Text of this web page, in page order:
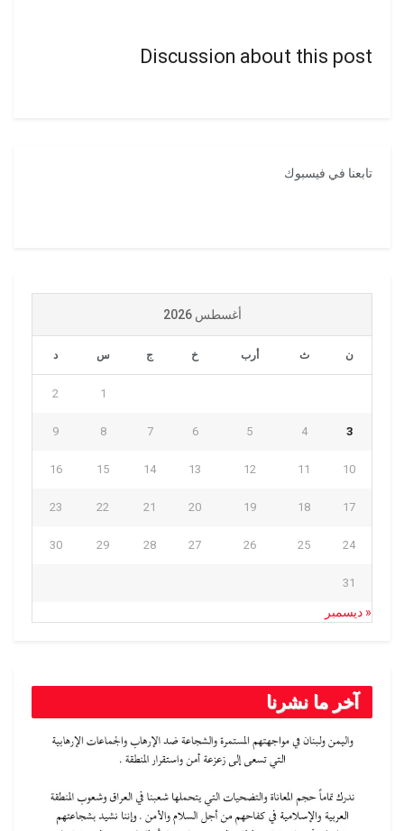
Discussion about this post
تابعنا في فيسبوك
أغسطس 2026
ن ث أرب خ ج س د
1
2
3
4
5
6
7
8
9
10
11
12
13
14
15
16
17
18
19
20
21
22
23
24
25
26
27
28
29
30
31
« ديسمبر
آخر ما نشرنا